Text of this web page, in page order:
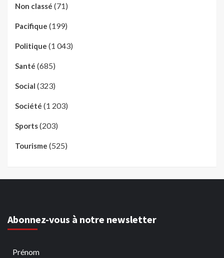
Non classé (71)
Pacifique (199)
Politique (1 043)
Santé (685)
Social (323)
Société (1 203)
Sports(203)
Tourisme (525)
Abonnez-vous à notre newsletter
Prénom